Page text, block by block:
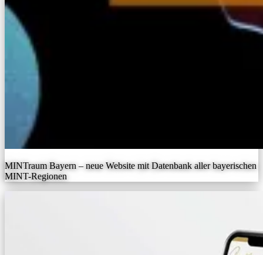
MINTraum Bayern – neue Website mit Datenbank aller bayerischen
MINT-Regionen